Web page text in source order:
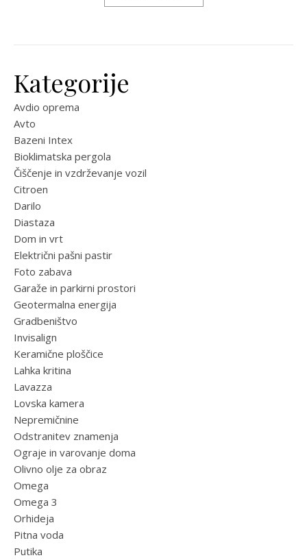
Kategorije
Avdio oprema
Avto
Bazeni Intex
Bioklimatska pergola
Čiščenje in vzdrževanje vozil
Citroen
Darilo
Diastaza
Dom in vrt
Električni pašni pastir
Foto zabava
Garaže in parkirni prostori
Geotermalna energija
Gradbeništvo
Invisalign
Keramične ploščice
Lahka kritina
Lavazza
Lovska kamera
Nepremičnine
Odstranitev znamenja
Ograje in varovanje doma
Olivno olje za obraz
Omega
Omega 3
Orhideja
Pitna voda
Putika